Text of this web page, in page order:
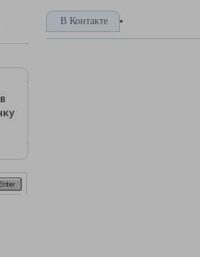
В Контакте